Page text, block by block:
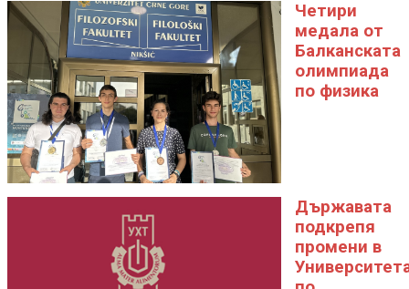
Четири
медала от
Балканската
олимпиада
по физика
Държавата
подкрепя
промени в